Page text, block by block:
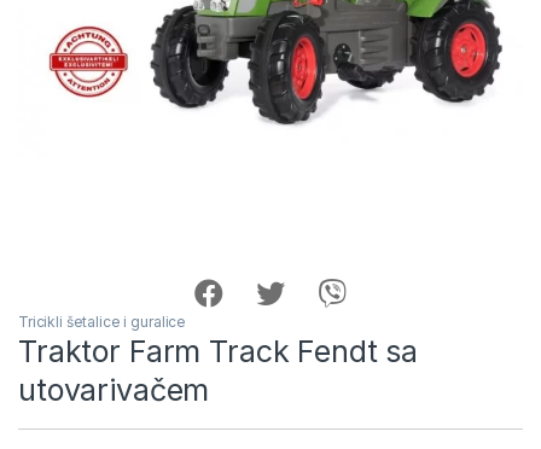
Tricikli šetalice i guralice
Traktor Farm Track Fendt sa
utovarivačem